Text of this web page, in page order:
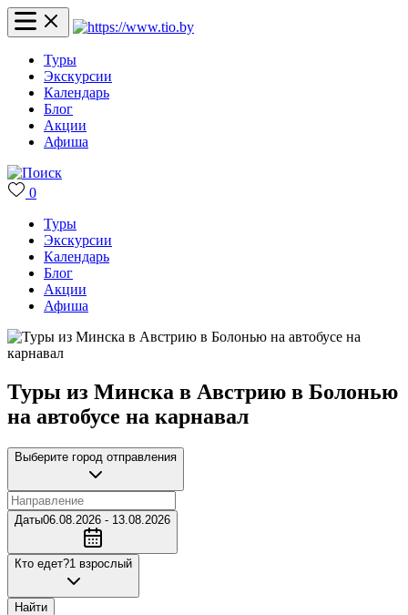
Туры
Экскурсии
Календарь
Блог
Акции
Афиша
0
Туры
Экскурсии
Календарь
Блог
Акции
Афиша
Туры из Минска в Австрию в Болонью
на автобусе на карнавал
Выберите город отправления
Даты06.08.2026 - 13.08.2026
Кто едет?1 взрослый
Найти